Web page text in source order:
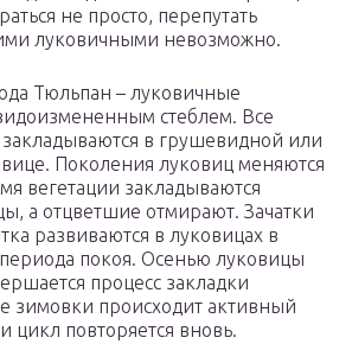
не просто, перепутать
луковичными невозможно.
Тюльпан – луковичные
стеблем. Все
в грушевидной или
Поколения луковиц меняются
вегетации закладываются
а отцветшие отмирают. Зачатки
развиваются в луковицах в
покоя. Осенью луковицы
процесс закладки
зимовки происходит активный
цикл повторяется вновь.